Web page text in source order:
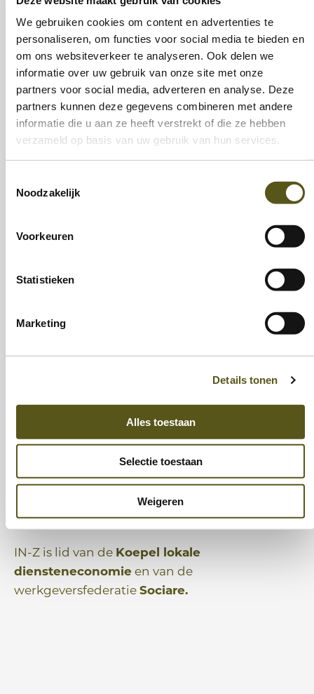
We gebruiken cookies om content en advertenties te
personaliseren, om functies voor social media te bieden en
om ons websiteverkeer te analyseren. Ook delen we
informatie over uw gebruik van onze site met onze
partners voor social media, adverteren en analyse. Deze
partners kunnen deze gegevens combineren met andere
informatie die u aan ze heeft verstrekt of die ze hebben
verzameld op basis van uw gebruik van hun services.
Noodzakelijk
Voorkeuren
Statistieken
Marketing
Details tonen
Alles toestaan
Selectie toestaan
Weigeren
De Kantien bestaat uit 3 restaurants
(Runkst, Stayen en de veiligheidssite in
hasselt), catering en froep:
www.dekantien.in-z.be
Samen met HiGENiUS richtte IN-Z in 2018
praktijkruimten en gemeenschappelijke
delen van woningen of appartementen.
Het sociaal oogmerk van Poetskracht is
met een afstand tot de arbeidsmarkt in de
informatie via www.poetskracht.be
Partners
IN-Z werkt nauw samen met 40 lokale
besturen, met verschillende partners uit het
middenveld alsook met het onderwijs, de
gezinszorg en de sociale partners.
IN-Z is lid van de Koepel lokale
diensteneconomie en van de
werkgeversfederatie Sociare.